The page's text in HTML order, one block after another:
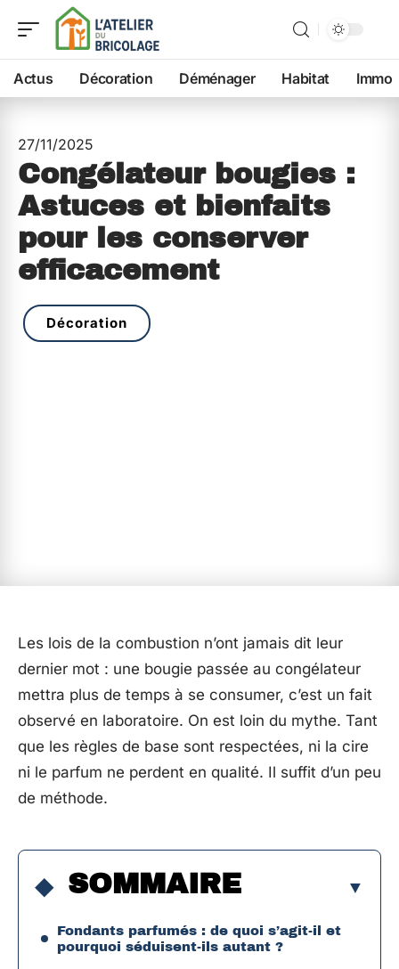
Actus Décoration Déménager Habitat Immo
27/11/2025
Congélateur bougies :
Astuces et bienfaits
pour les conserver
efficacement
Décoration
Les lois de la combustion n’ont jamais dit leur
dernier mot : une bougie passée au congélateur
mettra plus de temps à se consumer, c’est un fait
observé en laboratoire. On est loin du mythe. Tant
que les règles de base sont respectées, ni la cire
ni le parfum ne perdent en qualité. Il suffit d’un peu
de méthode.
SOMMAIRE
Fondants parfumés : de quoi s’agit-il et
pourquoi séduisent-ils autant ?